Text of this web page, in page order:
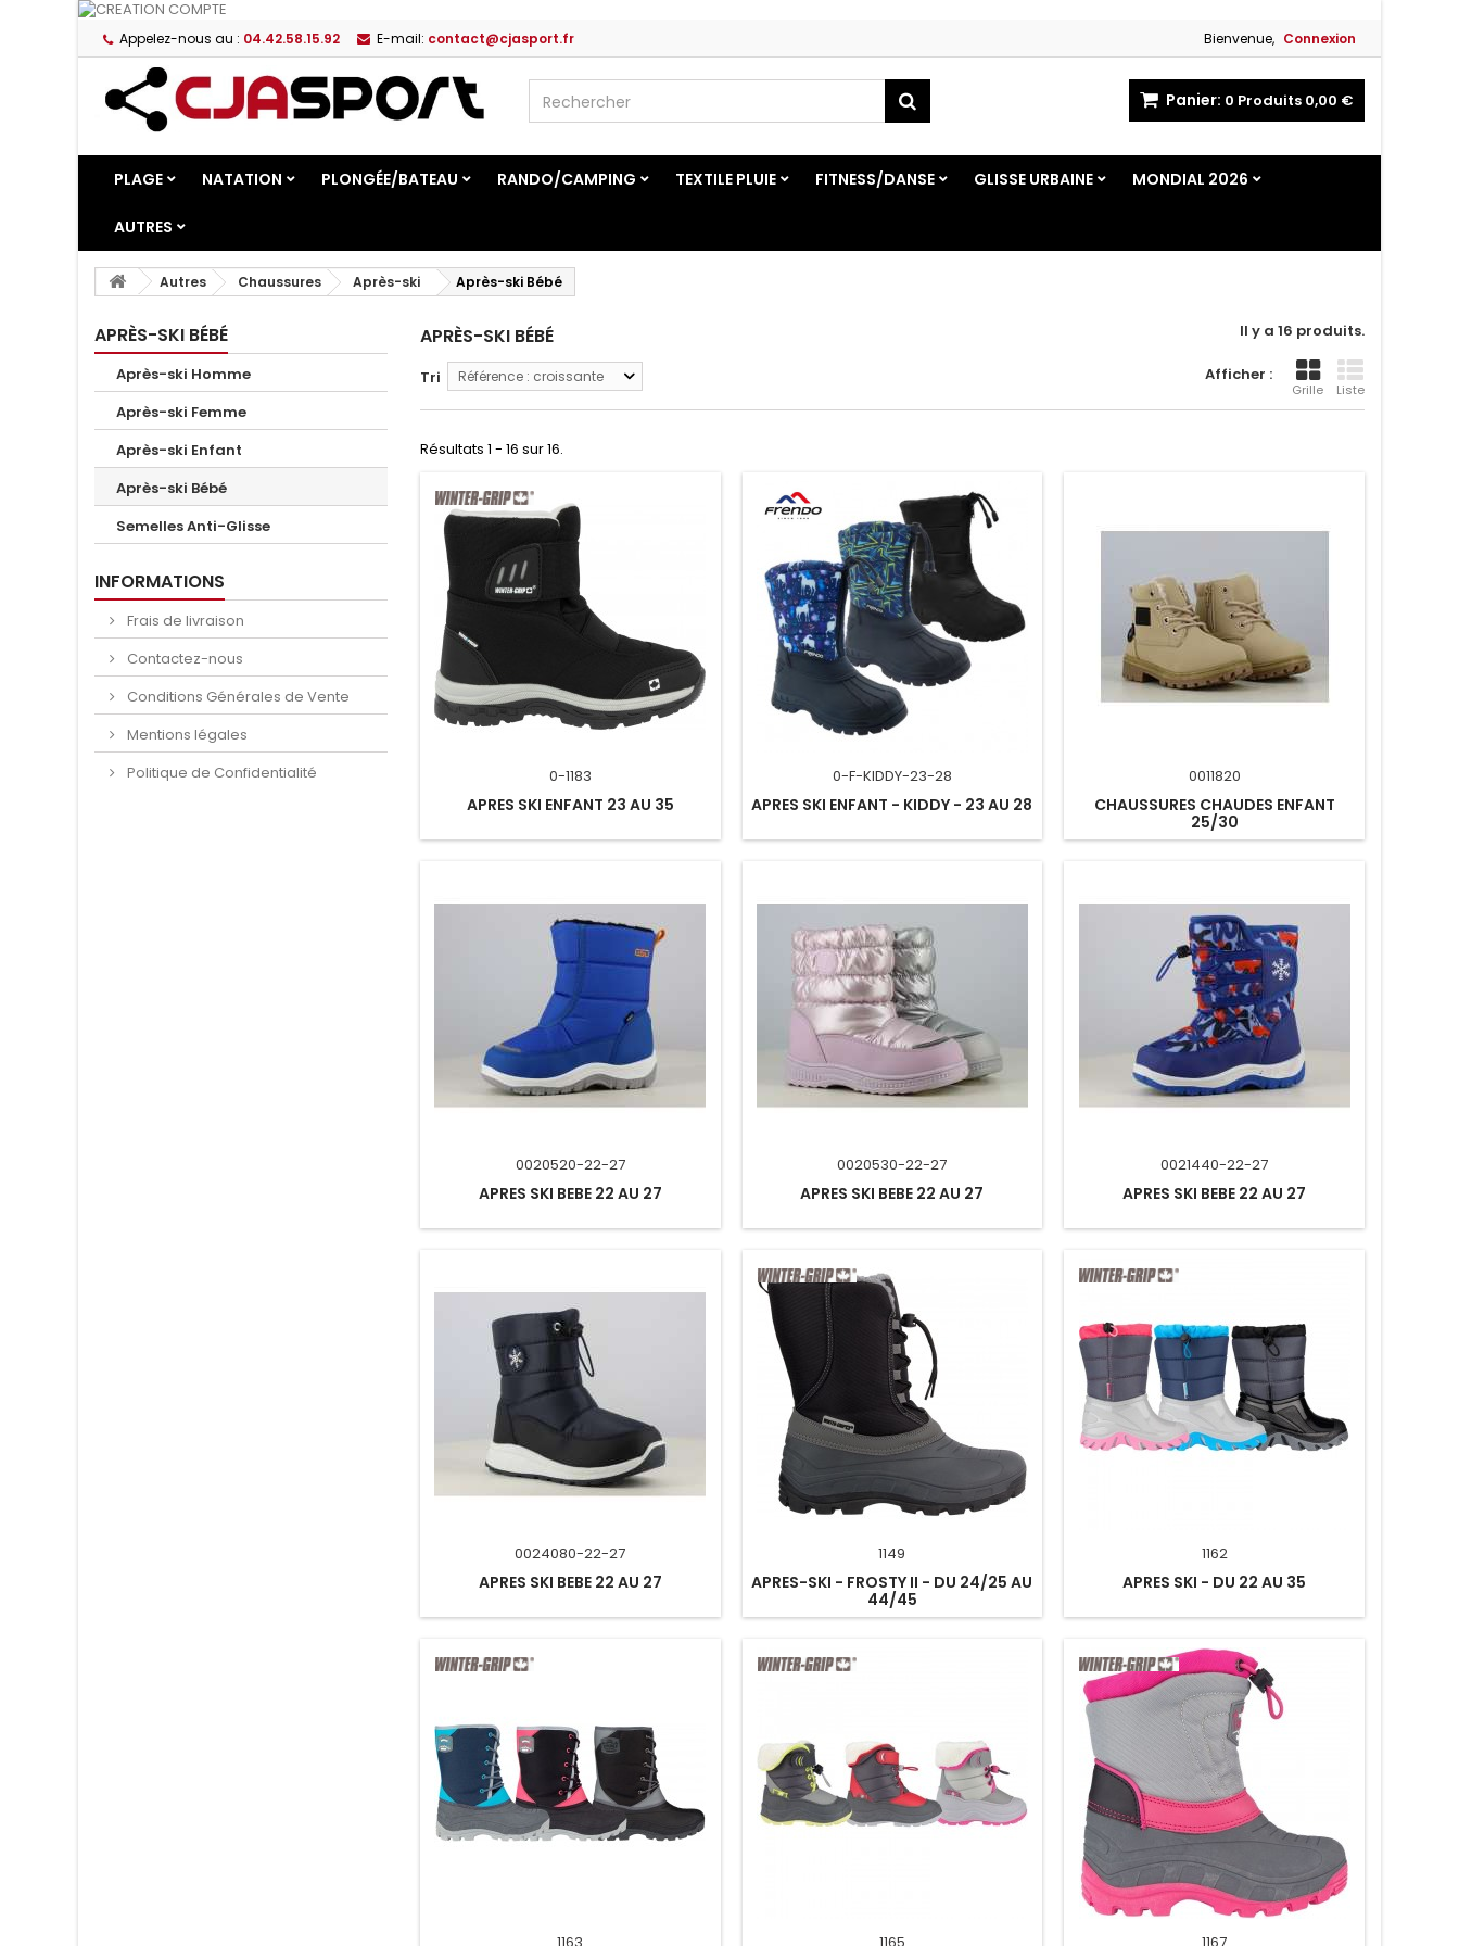
Bienvenue, Connexion
Appelez-nous au : 04.42.58.15.92 E-mail: contact@cjasport.fr
Panier: 0 Produits 0,00 €
PLAGE NATATION PLONGÉE/BATEAU RANDO/CAMPING TEXTILE PLUIE FITNESS/DANSE GLISSE URBAINE MONDIAL 2026
AUTRES
Autres Chaussures Après-ski Après-ski Bébé
APRÈS-SKI BÉBÉ
Après-ski Homme
Après-ski Femme
Après-ski Enfant
Après-ski Bébé
Semelles Anti-Glisse
INFORMATIONS
Frais de livraison
Contactez-nous
Conditions Générales de Vente
Mentions légales
Politique de Confidentialité
APRÈS-SKI BÉBÉ Il y a 16 produits.
Afficher :
Grille Liste
Tri Référence : croissante
Résultats 1 - 16 sur 16.
0-1183
APRES SKI ENFANT 23 AU 35
0-F-KIDDY-23-28
APRES SKI ENFANT - KIDDY - 23 AU 28
0011820
CHAUSSURES CHAUDES ENFANT
25/30
0020520-22-27
APRES SKI BEBE 22 AU 27
0020530-22-27
APRES SKI BEBE 22 AU 27
0021440-22-27
APRES SKI BEBE 22 AU 27
0024080-22-27
APRES SKI BEBE 22 AU 27
1149
APRES-SKI - FROSTY II - DU 24/25 AU
44/45
1162
APRES SKI - DU 22 AU 35